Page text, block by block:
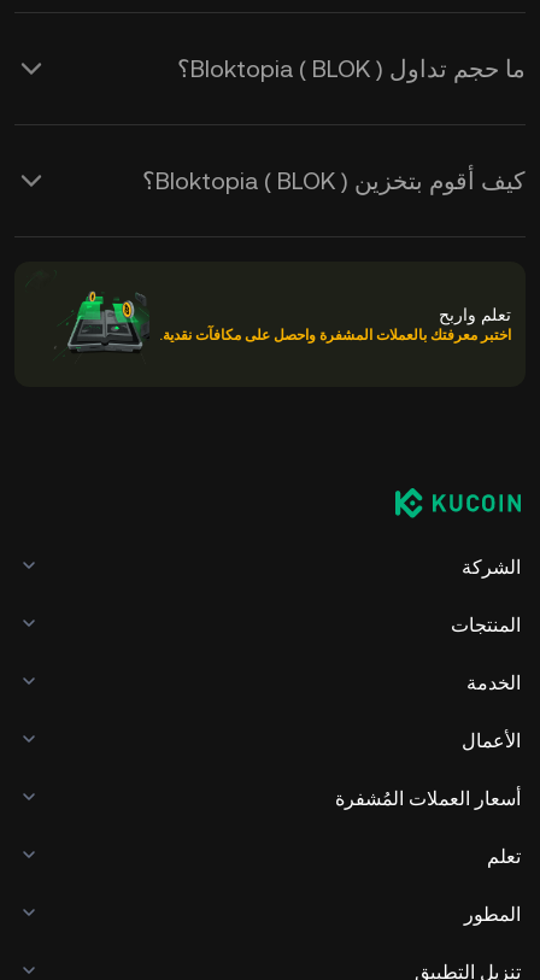
ما حجم تداول Bloktopia ( BLOK )؟
كيف أقوم بتخزين Bloktopia ( BLOK )؟
تعلم واربح
اختبر معرفتك بالعملات المشفرة واحصل على مكافآت نقدية.
الشركة
المنتجات
الخدمة
الأعمال
أسعار العملات المُشفرة
تعلم
المطور
تنزيل التطبيق